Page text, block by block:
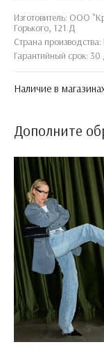
Изготовитель: ООО
Горького, 121 Д
Страна
Гарантийный срок: 30
Наличие в
Дополните